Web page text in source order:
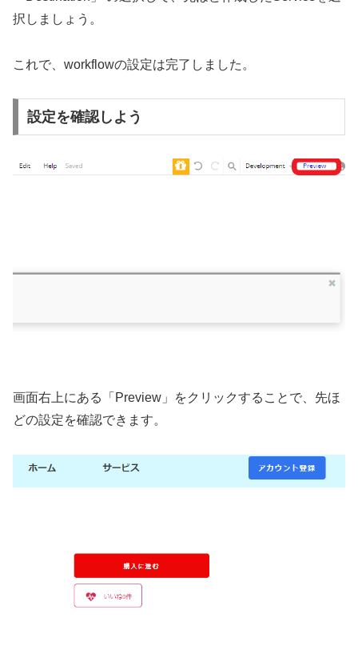
択しましょう。
これで、workflowの設定は完了しました。
設定を確認しよう
画面右上にある「Preview」をクリックすることで、先ほ
どの設定を確認できます。